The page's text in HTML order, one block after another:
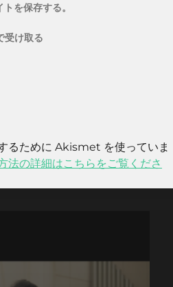
を保存する。
受け取る
るために Akismet を使っていま
法の詳細はこちらをご覧くださ